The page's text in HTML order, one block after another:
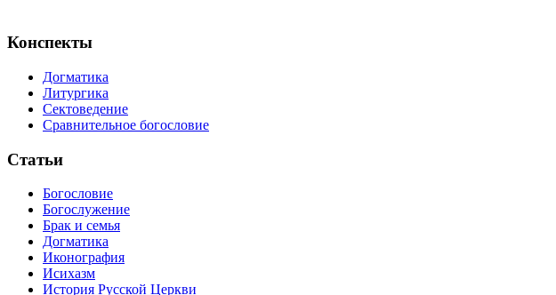
Конспекты
Догматика
Литургика
Сектоведение
Сравнительное богословие
Статьи
Богословие
Богослужение
Брак и семья
Догматика
Иконография
Исихазм
История Русской Церкви